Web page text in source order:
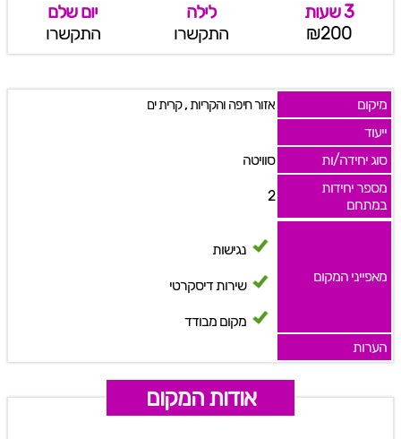
3 שעות
₪200
לילה
התקשרו
יום שלם
התקשרו
מיקום אזור חיפה והקריות,קרית ים
ייעוד
סוג יחידה/ות
סוויטה
מספר יחידות
במתחם
2
מאפייני המקום
נגישות
שירות דיסקרטי
מקום מבודד
הערות
אודות המקום